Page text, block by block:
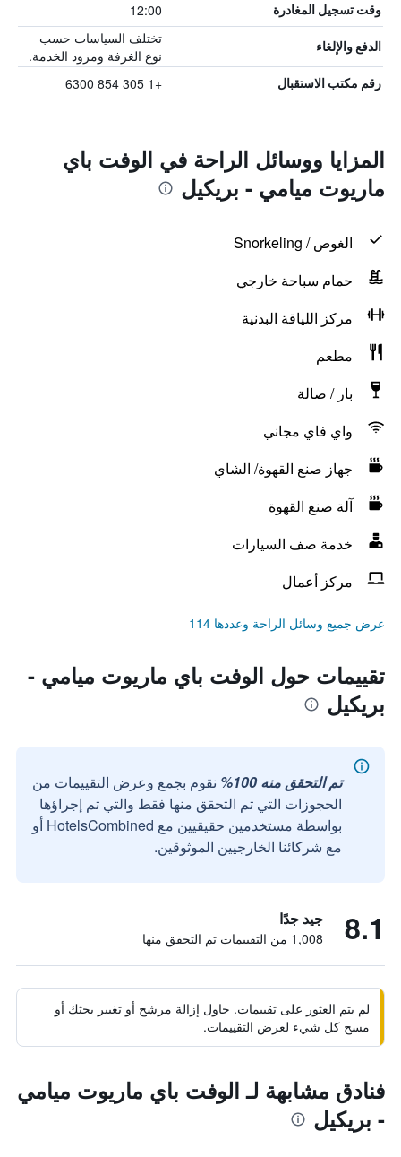
وقت تسجيل المغادرة 12:00
الدفع والإلغاء
تختلف السياسات حسب
نوع الغرفة ومزود الخدمة.
رقم مكتب الاستقبال +1 305 854 6300
المزايا ووسائل الراحة في الوفت باي
ماريوت ميامي - بريكيل
الغوص / Snorkeling
حمام سباحة خارجي
مركز اللياقة البدنية
مطعم
بار / صالة
واي فاي مجاني
جهاز صنع القهوة/ الشاي
آلة صنع القهوة
خدمة صف السيارات
مركز أعمال
عرض جميع وسائل الراحة وعددها 114
تقييمات حول الوفت باي ماريوت ميامي -
بريكيل
تم التحقق منه 100%
نقوم بجمع وعرض التقييمات من
الحجوزات التي تم التحقق منها فقط والتي تم إجراؤها
بواسطة مستخدمين حقيقيين مع HotelsCombined أو
مع شركائنا الخارجيين الموثوقين.
8.1 جيد جدًا
1,008 من التقييمات تم التحقق منها
لم يتم العثور على تقييمات. حاول إزالة مرشح أو تغيير بحثك أو
مسح كل شيء لعرض التقييمات.
فنادق مشابهة لـ الوفت باي ماريوت ميامي
- بريكيل